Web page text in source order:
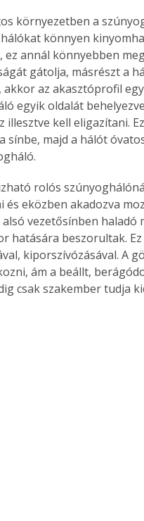
környezetben a
könnyen
ez annál könnyebben
gátolja, másrészt a
akkor az akasztóprofil
egyik oldalát
illesztve kell eligazítani.
sínbe, majd a hálót
rolós
és eközben akadozva
alsó vezetősínben
hatására beszorultak.
kiporszívózásával. A
ám a beállt,
csak szakember tudja